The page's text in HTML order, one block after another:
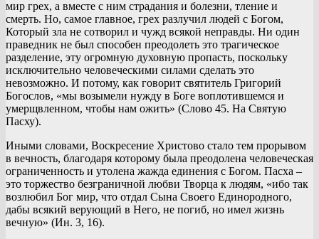
мир грех, а вместе с ним страдания и болезни, тление и
смерть. Но, самое главное, грех разлучил людей с Богом,
Который зла не сотворил и чужд всякой неправды. Ни один
праведник не был способен преодолеть это трагическое
разделение, эту огромную духовную пропасть, поскольку
исключительно человеческими силами сделать это
невозможно. И потому, как говорит святитель Григорий
Богослов, «мы возымели нужду в Боге воплотившемся и
умерщвленном, чтобы нам ожить» (Слово 45. На Святую
Пасху).
Иными словами, Воскресение Христово стало тем прорывом
в вечность, благодаря которому была преодолена человеческая
ограниченность и утолена жажда единения с Богом. Пасха –
это торжество безграничной любви Творца к людям, «ибо так
возлюбил Бог мир, что отдал Сына Своего Единородного,
дабы всякий верующий в Него, не погиб, но имел жизнь
вечную» (Ин. 3, 16).